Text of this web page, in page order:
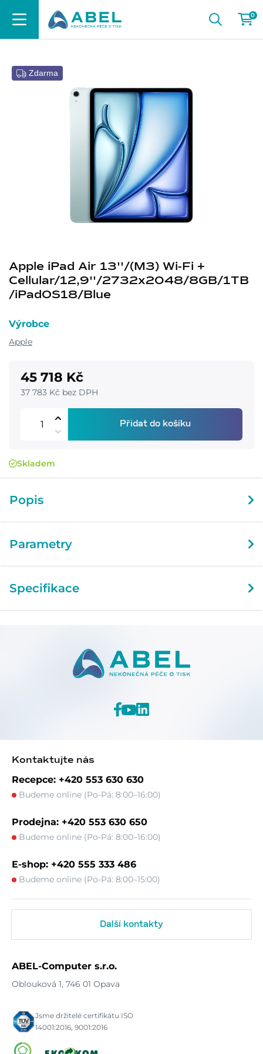
0
Zdarma
Apple iPad Air 13''/(M3) Wi-Fi +
Cellular/12,9''/2732x2048/8GB/1TB
/iPadOS18/Blue
Výrobce
Apple
45 718 Kč
37 783 Kč bez DPH
Přidat do košíku
Skladem
Popis
Parametry
Specifikace
Kontaktujte nás
Recepce: +420 553 630 630
Budeme online (Po-Pá: 8:00–16:00)
Prodejna: +420 553 630 650
Budeme online (Po-Pá: 8:00–16:00)
E-shop: +420 555 333 486
Budeme online (Po-Pá: 8:00–15:00)
Další kontakty
ABEL-Computer s.r.o.
Oblouková 1, 746 01 Opava
Jsme držitelé certifikátu ISO
14001:2016, 9001:2016